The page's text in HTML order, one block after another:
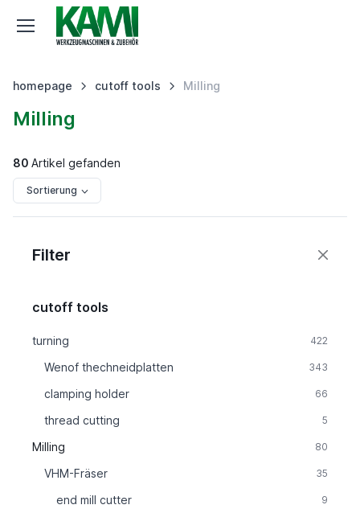
homepage cutoff tools Milling
Milling
80 Artikel gefanden
Sortierung
Filter
cutoff tools
turning 422
Wenof thechneidplatten 343
clamping holder 66
thread cutting 5
Milling 80
VHM-Fräser 35
end mill cutter 9